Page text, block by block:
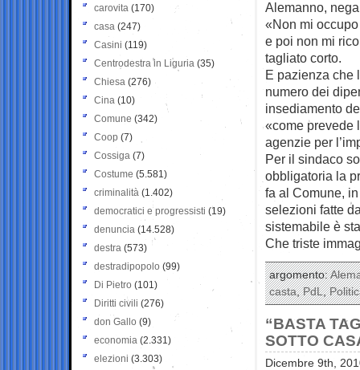
Alemanno,
«Non mi
e poi non mi
tagliato corto.
E pazienza che
numero dei
insediamento
«come prevede
agenzie per
Per il sindaco
obbligatoria la
fa al Comune,
selezioni fatte
sistemabile è
Che triste
argomento:
casta,PdL,
“BASTA
SOTTO
Dicembre 9th,
carovita (170)
casa (247)
Casini (119)
Centrodestra in Liguria (35)
Chiesa (276)
Cina (10)
Comune (342)
Coop (7)
Cossiga (7)
Costume (5.581)
criminalità (1.402)
democratici e progressisti (19)
denuncia (14.528)
destra (573)
destradipopolo (99)
Di Pietro (101)
Diritti civili (276)
don Gallo (9)
economia (2.331)
elezioni (3.303)